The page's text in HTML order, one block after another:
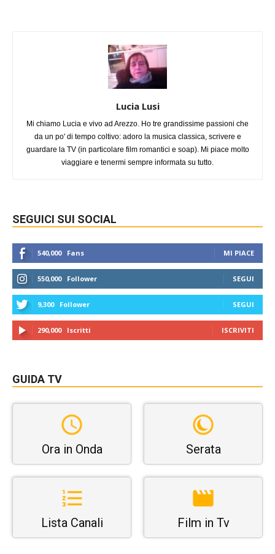
Lucia Lusi
Mi chiamo Lucia e vivo ad Arezzo. Ho tre grandissime passioni che
da un po' di tempo coltivo: adoro la musica classica, scrivere e
guardare la TV (in particolare film romantici e soap). Mi piace molto
viaggiare e tenermi sempre informata su tutto.
SEGUICI SUI SOCIAL
540,000 Fans MI PIACE
550,000 Follower SEGUI
9,300 Follower SEGUI
290,000 Iscritti ISCRIVITI
GUIDA TV
Ora in Onda Serata
Lista Canali Film in Tv